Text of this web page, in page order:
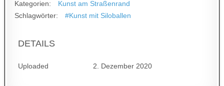
Kategorien:
Kunst am Straßenrand
Schlagwörter:
#Kunst mit Siloballen
DETAILS
Uploaded 2. Dezember 2020